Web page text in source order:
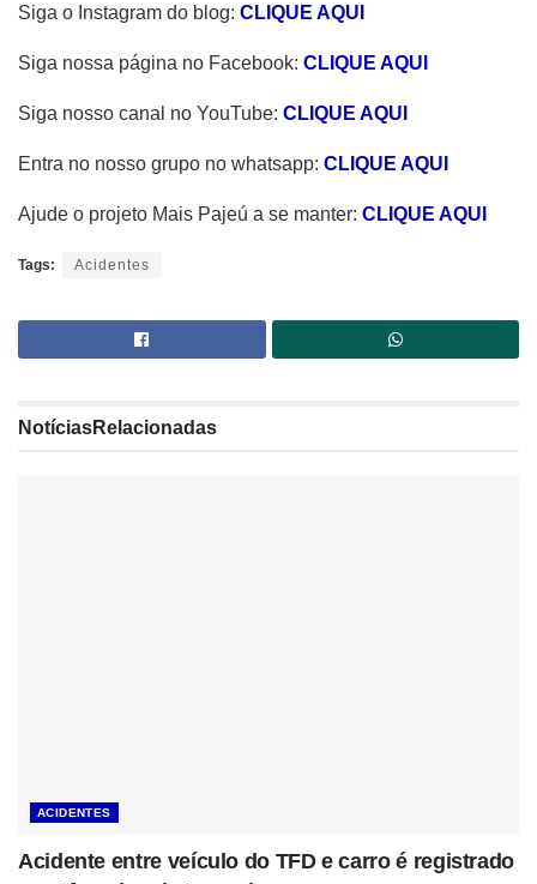
Siga o Instagram do blog: CLIQUE AQUI
Siga nossa página no Facebook: CLIQUE AQUI
Siga nosso canal no YouTube: CLIQUE AQUI
Entra no nosso grupo no whatsapp: CLIQUE AQUI
Ajude o projeto Mais Pajeú a se manter: CLIQUE AQUI
Tags: Acidentes
NotíciasRelacionadas
ACIDENTES
Acidente entre veículo do TFD e carro é registrado